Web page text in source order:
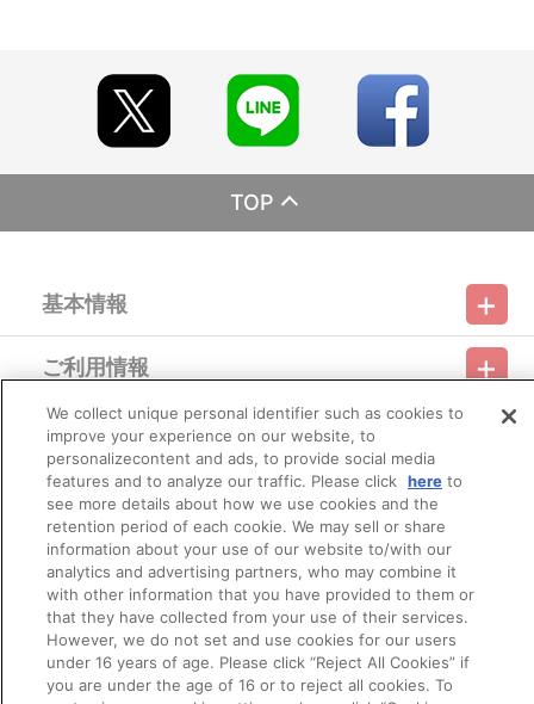
・サンライズストア
・サンライズワールド6店舗(TOKYO、YOKOHAMA、HAKATA、
KYOTO、SENDAI、KOSHIGAYA)
※今後、その他店舗やイベント会場、海外等で販売する場合がご
ざいます。
【ご注意（必ずお読みください）】
■商品について
※ご要望多数の場合、お届け時期を変更し、再度受注を行うこと
※「在庫がありません」表示後も、ご注文のキャンセルや支払い
期限切れが発生した際は販売を再開させていただく場合がございま
※仕様等は予告なく変更となる場合がございます。
※撮影環境やご利用のモニター環境により、実物と多少異なって
見える場合がございます。
※商品画像はイメージです。実際の仕様とは異なる場合がござい
ます。あらかじめご了承ください。
※すでにご注文しているかのご確認には、「マイページ」→「ご
注文履歴」にてご確認いただけます。
■ご注文・お支払いについて
※ご注文は、１注文につき各５個までとなります。
※本商品のご注文はバンダイナムコフィルムワークス公式ショッ
プ『A-on STORE』が承り、発送を行います。
なお、ご注文には、バンダイナムコフィルムワークス公式ショ
ップ『A-on STORE』の会員登録（無料）が必要となります。
TOP
基本情報
利用規約 特定商取引法に基づく表示 プライバシーポリシー
プライバシーオプション 会社概要
ご利用情報
ご利用ガイド サイトマップ お問い合わせ 推奨環境
Do Not Sell or Share My Personal Information
会員メニュー
ログイン 会員規約 新規会員登録
その他のご案内
バンダイナムコフィルムワークス
We collect unique personal identifier such as cookies to
improve your experience on our website, to
personalizecontent and ads, to provide social media
features and to analyze our traffic. Please click hereto
see more details about how we use cookies and the
retention period of each cookie. We may sell or share
information about your use of our website to/with our
analytics and advertising partners, who may combine it
with other information that you have provided to them or
that they have collected from your use of their services.
However, we do not set and use cookies for our users
under 16 years of age. Please click “Reject All Cookies” if
you are under the age of 16 or to reject all cookies. To